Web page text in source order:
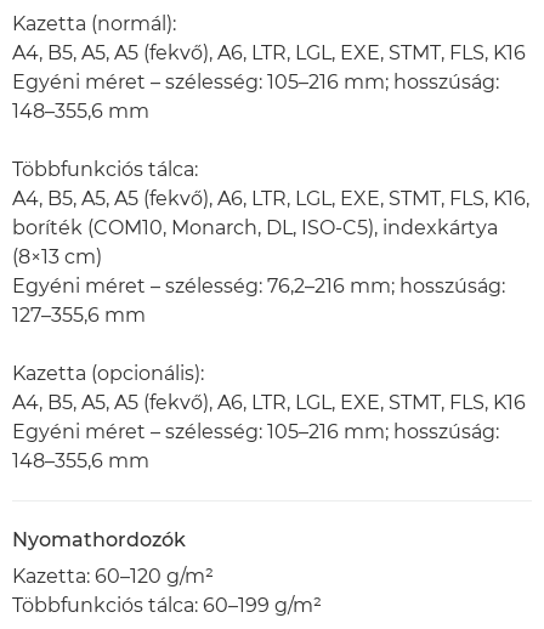
Kazetta (normál):
A4, B5, A5, A5 (fekvő), A6, LTR, LGL, EXE, STMT, FLS, K16
Egyéni méret – szélesség: 105–216 mm; hosszúság:
148–355,6 mm
Többfunkciós tálca:
A4, B5, A5, A5 (fekvő), A6, LTR, LGL, EXE, STMT, FLS, K16,
boríték (COM10, Monarch, DL, ISO-C5), indexkártya
(8×13 cm)
Egyéni méret – szélesség: 76,2–216 mm; hosszúság:
127–355,6 mm
Kazetta (opcionális):
A4, B5, A5, A5 (fekvő), A6, LTR, LGL, EXE, STMT, FLS, K16
Egyéni méret – szélesség: 105–216 mm; hosszúság:
148–355,6 mm
Nyomathordozók
Kazetta: 60–120 g/m²
Többfunkciós tálca: 60–199 g/m²